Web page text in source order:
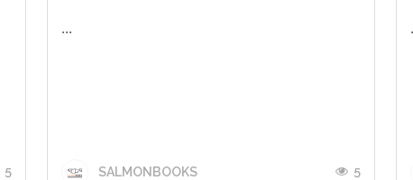
5
...
SALMONBOOKS 5